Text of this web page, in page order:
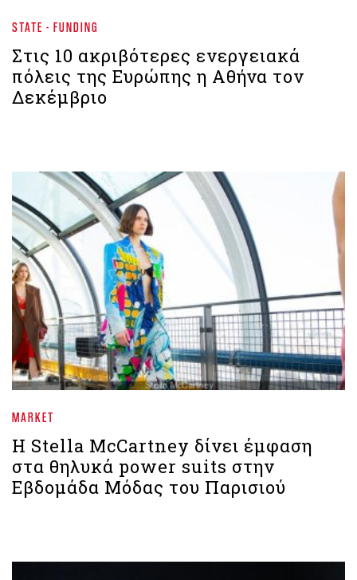
STATE - FUNDING
Στις 10 ακριβότερες ενεργειακά
πόλεις της Ευρώπης η Αθήνα τον
Δεκέμβριο
MARKET
Η Stella McCartney δίνει έμφαση
στα θηλυκά power suits στην
Εβδομάδα Μόδας του Παρισιού